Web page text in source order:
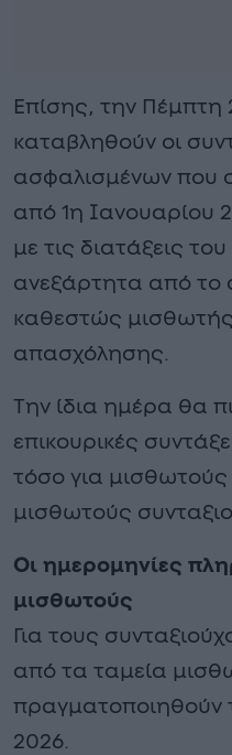
Επίσης, την Πέμπτη
καταβληθούν οι
ασφαλισμένων που
από 1η Ιανουαρίου
με τις διατάξεις
ανεξάρτητα από το
καθεστώς
απασχόλησης.
Την ίδια ημέρα θα
επικουρικές
τόσο για μισθωτούς
μισθωτούς
Οι ημερομηνίες
μισθωτούς
Για τους
από τα ταμεία
πραγματοποιηθούν
2026.